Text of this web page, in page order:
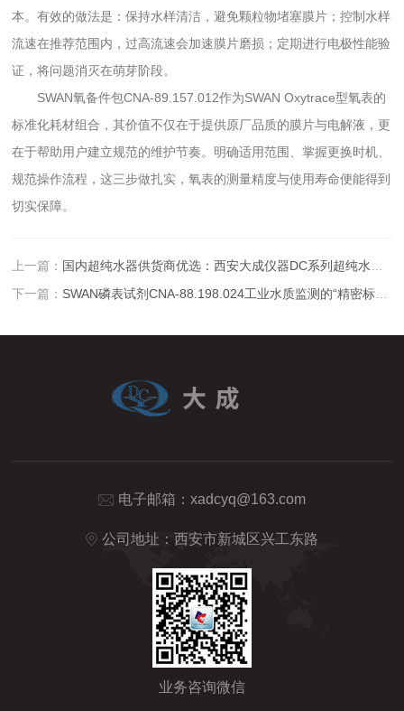
本。有效的做法是：保持水样清洁，避免颗粒物堵塞膜片；控制水样
流速在推荐范围内，过高流速会加速膜片磨损；定期进行电极性能验
证，将问题消灭在萌芽阶段。
SWAN氧备件包CNA-89.157.012作为SWAN Oxytrace型氧表的
标准化耗材组合，其价值不仅在于提供原厂品质的膜片与电解液，更
在于帮助用户建立规范的维护节奏。明确适用范围、掌握更换时机、
规范操作流程，这三步做扎实，氧表的测量精度与使用寿命便能得到
切实保障。
上一篇： 国内超纯水器供货商优选：西安大成仪器DC系列超纯水器全面解析
下一篇： SWAN磷表试剂CNA-88.198.024工业水质监测的“精密标尺”
电子邮箱： xadcyq@163.com
公司地址：西安市新城区兴工东路
业务咨询微信